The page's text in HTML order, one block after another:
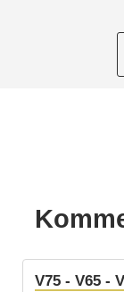
V75 - V65 -